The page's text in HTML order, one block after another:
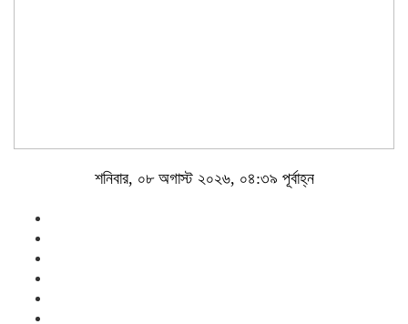
শনিবার, ০৮ অগাস্ট ২০২৬, ০৪:৩৯ পূর্বাহ্ন